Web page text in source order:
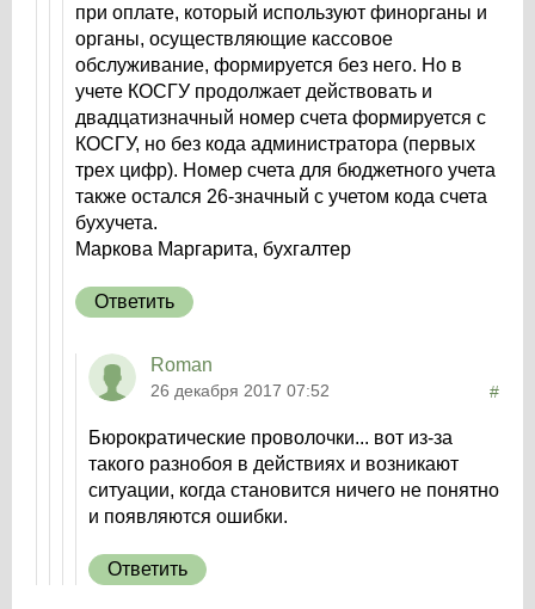
при оплате, который используют финорганы и
органы, осуществляющие кассовое
обслуживание, формируется без него. Но в
учете КОСГУ продолжает действовать и
двадцатизначный номер счета формируется с
КОСГУ, но без кода администратора (первых
трех цифр). Номер счета для бюджетного учета
также остался 26-значный с учетом кода счета
бухучета.
Маркова Маргарита, бухгалтер
Ответить
Roman
26 декабря 2017 07:52 #
Бюрократические проволочки... вот из-за
такого разнобоя в действиях и возникают
ситуации, когда становится ничего не понятно
и появляются ошибки.
Ответить